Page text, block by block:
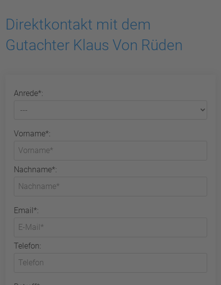
Direktkontakt mit dem
Gutachter Klaus Von Rüden
Anrede*:
Vorname*:
Nachname*:
Email*:
Telefon: